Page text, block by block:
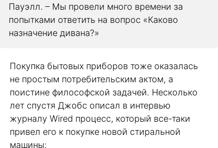
Пауэлл. – Мы провели много времени за
попытками ответить на вопрос «Каково
назначение дивана?»
Покупка бытовых приборов тоже оказалась
не простым потребительским актом, а
поистине философской задачей. Несколько
лет спустя Джобс описал в интервью
журналу Wired процесс, который все-таки
привел его к покупке новой стиральной
машины: